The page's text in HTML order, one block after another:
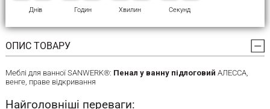
Днів Годин Хвилин Секунд
ОПИС ТОВАРУ
Меблі для ванної SANWERK®: Пенал у ванну підлоговий АЛЕССА,
венге, праве відкривання
Найголовніші переваги: